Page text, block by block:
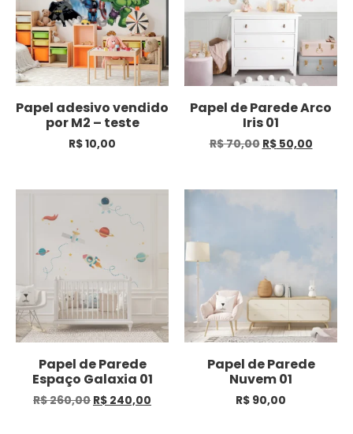
Papel adesivo vendido
por M2 – teste
R$10,00
Papel de Parede Arco
Iris 01
R$70,00 R$50,00
Papel de Parede
Espaço Galaxia 01
R$260,00 R$ 240,00
Papel de Parede
Nuvem 01
R$ 90,00